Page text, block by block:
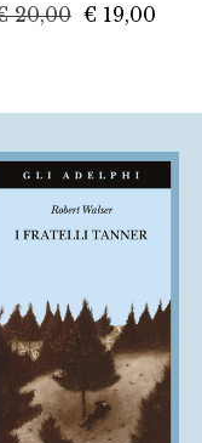
20,00 € 19,00